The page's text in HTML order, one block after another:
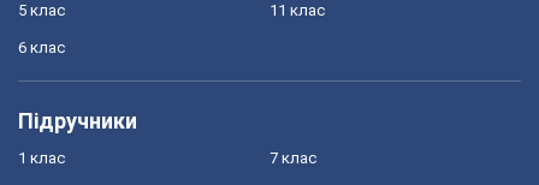
5 клас
6 клас
11 клас
Підручники
1 клас 7 клас